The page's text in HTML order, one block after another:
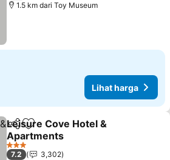
1.5 km dari Toy Museum
Lihat harga
KongsiTambah ke favorit
Leisure Cove Hotel &
Apartments
3 Bintang
7.2
3,302